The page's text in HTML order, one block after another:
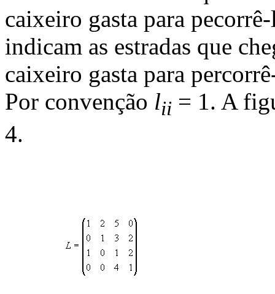
caixeiro gasta para
indicam as estradas que
caixeiro gasta para
Por convenção lii = 1. A
4.